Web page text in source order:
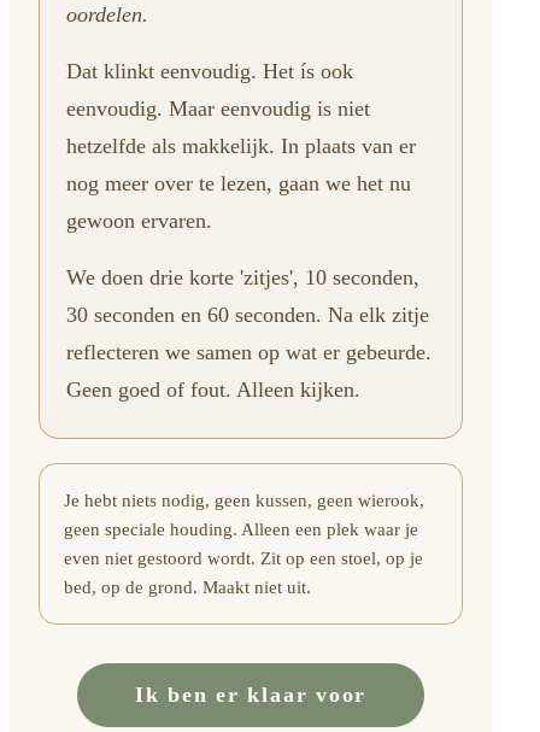
oordelen.
Dat klinkt eenvoudig. Het ís ook
eenvoudig. Maar eenvoudig is niet
hetzelfde als makkelijk. In plaats van er
nog meer over te lezen, gaan we het nu
gewoon ervaren.
We doen drie korte 'zitjes', 10 seconden,
30 seconden en 60 seconden. Na elk zitje
reflecteren we samen op wat er gebeurde.
Geen goed of fout. Alleen kijken.
Je hebt niets nodig, geen kussen, geen wierook,
geen speciale houding. Alleen een plek waar je
even niet gestoord wordt. Zit op een stoel, op je
bed, op de grond. Maakt niet uit.
Ik ben er klaar voor